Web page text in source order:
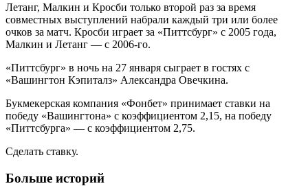
Летанг, Малкин и Кросби только второй раз за время
совместных выступлений набрали каждый три или более
очков за матч. Кросби играет за «Питтсбург» с 2005 года,
Малкин и Летанг — с 2006-го.
«Питтсбург» в ночь на 27 января сыграет в гостях с
«Вашингтон Кэпиталз» Александра Овечкина.
Букмекерская компания «Фонбет» принимает ставки на
победу «Вашингтона» с коэффициентом 2,15, на победу
«Питтсбурга» — с коэффициентом 2,75.
Сделать ставку.
Больше историй